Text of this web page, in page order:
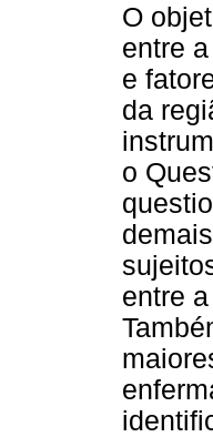
O
entre
e
da
o
entre